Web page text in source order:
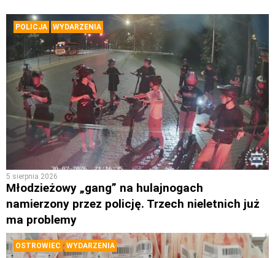
POLICJA WYDARZENIA
5 sierpnia 2026
Młodzieżowy „gang” na hulajnogach
namierzony przez policję. Trzech nieletnich już
ma problemy
OSTROWIEC WYDARZENIA